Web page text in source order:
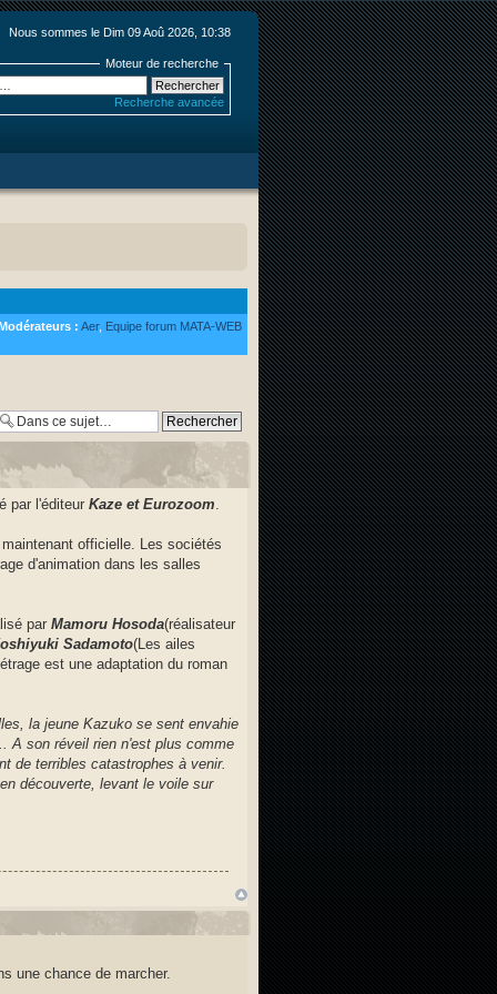
Nous sommes le Dim 09 Aoû 2026, 10:38
Moteur de recherche
Recherche avancée
: Aer, Equipe forum MATA-WEB
par l'éditeur Kaze et Eurozoom
officielle. Les sociétés
d'animation dans les salles
par Mamoru Hosoda(réalisateur
Sadamoto(Les ailes
est une adaptation du roman
la jeune Kazuko se sent envahie
A son réveil rien n'est plus comme
de terribles catastrophes à venir.
découverte, levant le voile sur
une chance de marcher.